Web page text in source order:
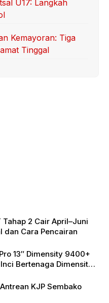
U17: Langkah
Kemayoran: Tiga
Tinggal
Tahap 2 Cair April–Juni
dan Cara Pencairan
13″ Dimensity 9400+
Inci Bertenaga Dimensity
KJP Sembako